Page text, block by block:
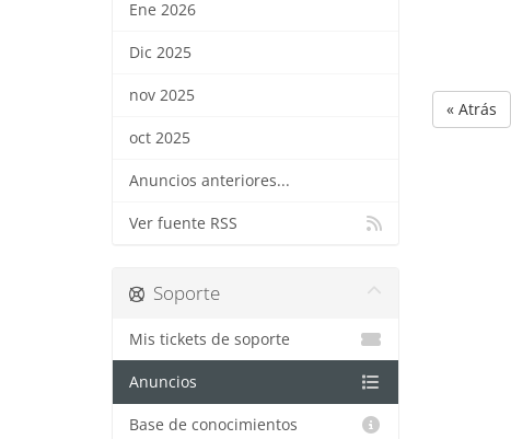
Ene 2026
Dic 2025
nov 2025
oct 2025
Anuncios anteriores...
Ver fuente RSS
« Atrás
Soporte
Mis tickets de soporte
Anuncios
Base de conocimientos